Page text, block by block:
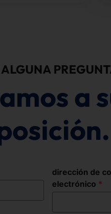
a
dirección de
electrónico